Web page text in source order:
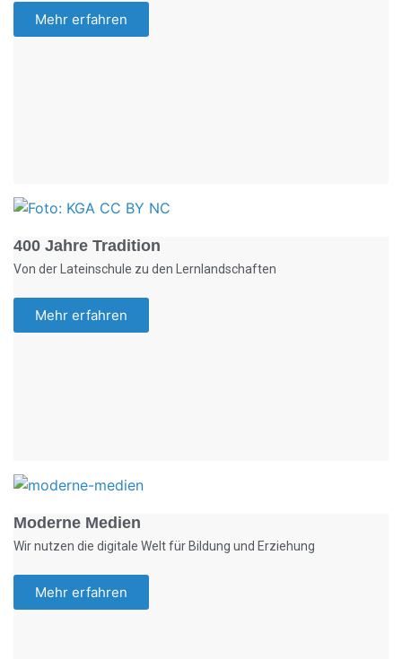
Mehr erfahren
400 Jahre Tradition
Von der Lateinschule zu den Lernlandschaften
Mehr erfahren
Moderne Medien
Wir nutzen die digitale Welt für Bildung und Erziehung
Mehr erfahren